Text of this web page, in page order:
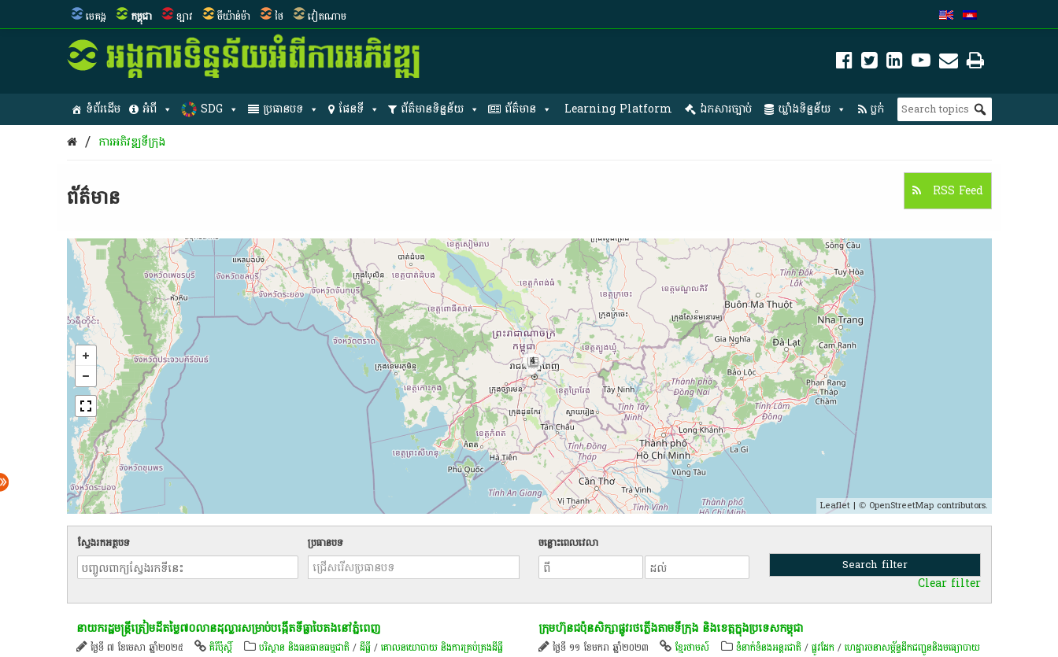
មេគង្គ កម្ពុជា ឡាវ មីយ៉ាន់ម៉ា ថៃ វៀតណាម
ទំព័រដើម អំពី SDG ប្រធានបទ ផែនទី ព័ត៌មានទិន្នន័យ ព័ត៌មាន Learning Platform ឯកសារច្បាប់ ឃ្លាំងទិន្នន័យ ប្លក់
/ ការអភិវឌ្ឍ​ទីក្រុង​
ព័ត៌មាន​ RSS Feed
4
Leaflet| © OpenStreetMapcontributors.
ស្វែងរកអត្ថបទ ប្រធានបទ ចន្លោះពេលវេលា
Clear filter
នាយករដ្ឋមន្ត្រីត្រៀមដីតម្លៃ៧០លានដុល្លារសម្រាប់បង្កើតទីធ្លាបៃតងនៅភ្នំពេញ
ថ្ងៃទី ៧ ខែមេសា ឆ្នាំ២០២៥ គិរីប៉ុស្តិ៍ បរិស្ថាន និងធនធានធម្មជាតិ/ដីធ្លី/គោលនយោបាយ និង​ការគ្រប់គ្រង​ដីធ្លី
​ក្រុមហ៊ុន​ជប៉ុន​សិក្សា​ផ្លូវ​រថភ្លើង​តាម​ទីក្រុង​ និង​ខេត្ត​ក្នុង​ប្រទេស​កម្ពុជា​
ថ្ងៃទី ១១ ខែមករា ឆ្នាំ២០២៣ ខ្មែរថាមស៍ ទំនាក់ទំនងអន្តរជាតិ/ផ្លូវដែក/ហេដ្ឋារចនាសម្ព័ន្ធដឹកជញ្ជូននិងមធ្យោបាយ